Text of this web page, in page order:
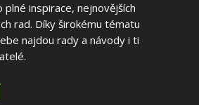
plné inspirace, nejnovějších
rad. Díky širokému tématu
najdou rady a návody i ti